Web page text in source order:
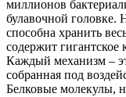
миллионов
булавочной головке.
способна хранить
содержит
Каждый механизм –
собранная под
Белковые молекулы,